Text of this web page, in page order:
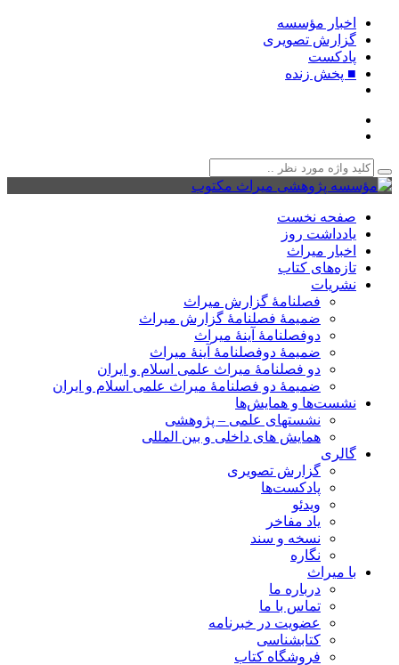
اخبار مؤسسه
گزارش تصویری
پادکست‌
■ پخش زنده
صفحه نخست
یادداشت روز
اخبار میراث
تازه‌های کتاب
نشریات
فصلنامۀ گزارش میراث
ضمیمۀ فصلنامۀ گزارش میراث
دوفصلنامۀ آینۀ میراث
ضمیمۀ دوفصلنامۀ آینۀ میراث
دو فصلنامۀ میراث علمی اسلام و ایران
ضمیمۀ دو فصلنامۀ میراث علمی اسلام و ایران
نشست‌ها و همایش‌ها
نشستهای علمی – پژوهشی
همایش های داخلی و بین المللی
گالری
گزارش تصویری
پادکست‌ها
ویدئو
یاد مفاخر
نسخه و سند
نگاره
با میراث
درباره ما
تماس با ما
عضویت در خبرنامه
کتابشناسی
فروشگاه کتاب